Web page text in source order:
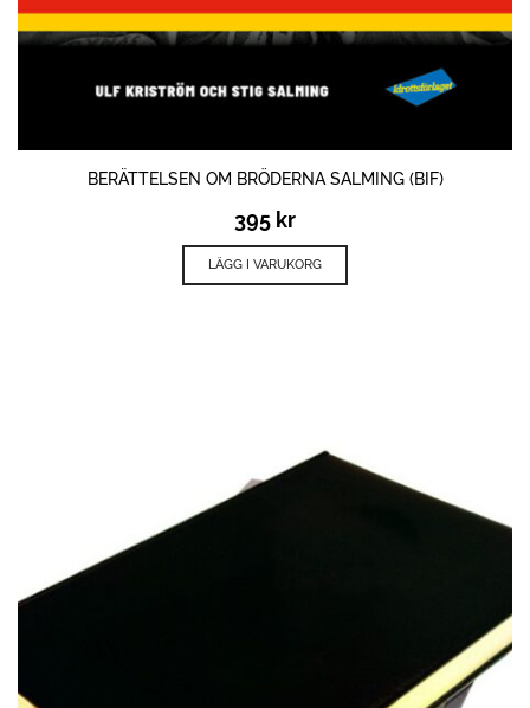
BERÄTTELSEN OM BRÖDERNA SALMING (BIF)
395 kr
LÄGG I VARUKORG